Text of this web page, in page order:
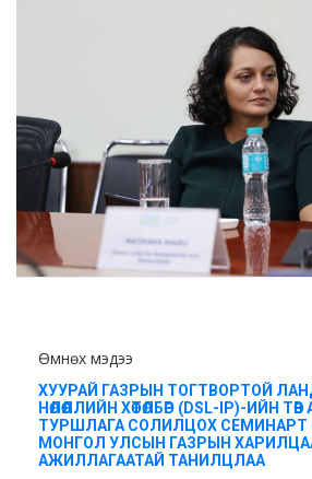
Өмнөх мэдээ
ХУУРАЙ ГАЗРЫН ТОГТВОРТОЙ
НӨЛӨӨЛЛИЙН ХӨТӨЛБӨР (DSL-IP)-ИЙН
ТУРШЛАГА СОЛИЛЦОХ
МОНГОЛ УЛСЫН ГАЗРЫН
АЖИЛЛАГААТАЙ ТАНИЛЦЛАА